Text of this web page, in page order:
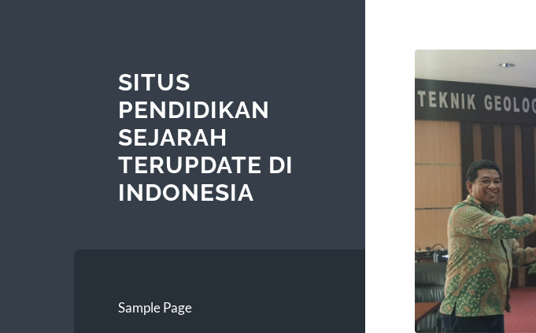
SITUS
PENDIDIKAN
SEJARAH
TERUPDATE DI
INDONESIA
Sample Page